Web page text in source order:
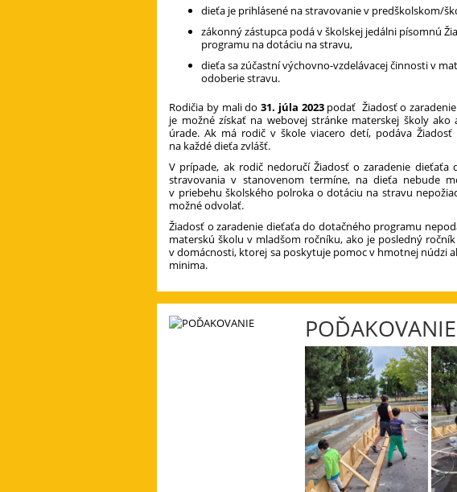
dieťa je prihlásené na stravovanie v predškolskom/
zákonný zástupca podá v školskej jedálni písomnú
programu na dotáciu na stravu,
dieťa sa zúčastní výchovno-vzdelávacej činnosti v
odoberie stravu.
Rodičia by mali do31. júla 2023podať Žiadosť o
je možné získať na webovej stránke materskej školy
úrade. Ak má rodič v škole viacero detí, podáva
na každé dieťa zvlášť.
V prípade, ak rodič nedoručí Žiadosť o zaradenie dieťaťa
stravovania v stanovenom termíne, na dieťa nebude
v priebehu školského polroka o dotáciu na stravu
možné odvolať.
Žiadosť o zaradenie dieťaťa do dotačného programu
materskú školu v mladšom ročníku, ako je posledný
v domácnosti, ktorej sa poskytuje pomoc v hmotnej núdzi
minima.
POĎAKOVANIE